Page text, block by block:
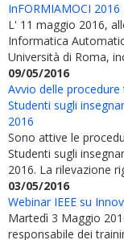
InFORMIAMOCI
L' 11 maggio 2016,
Informatica
Università di Roma,
09/05/2016
Avvio delle
Studenti sugli
2016
Sono attive le
Studenti sugli
2016. La rilevazione
03/05/2016
Webinar IEEE su
Martedì 3 Maggio
responsabile dei